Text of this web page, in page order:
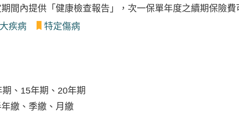
間內提供「健康檢查報告」，次一保單年度之續期保險費
疾病 特定傷病
、15年期、20年期
繳、季繳、月繳